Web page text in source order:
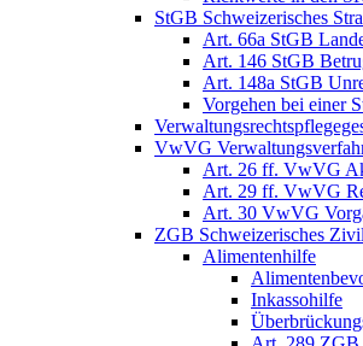
StGB Schweizerisches
Art. 66a StGB
Art. 146 StGB
Art. 148a StGB
Vorgehen bei einer
VwVG
Art. 26 ff. VwVG
Art. 29 ff. VwVG
Art. 30 VwVG
ZGB Schweizerisches
Alimentenhilfe
Inkassohilfe